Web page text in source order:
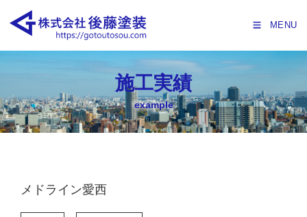
MENU
施工実績
example
メドライン愛西